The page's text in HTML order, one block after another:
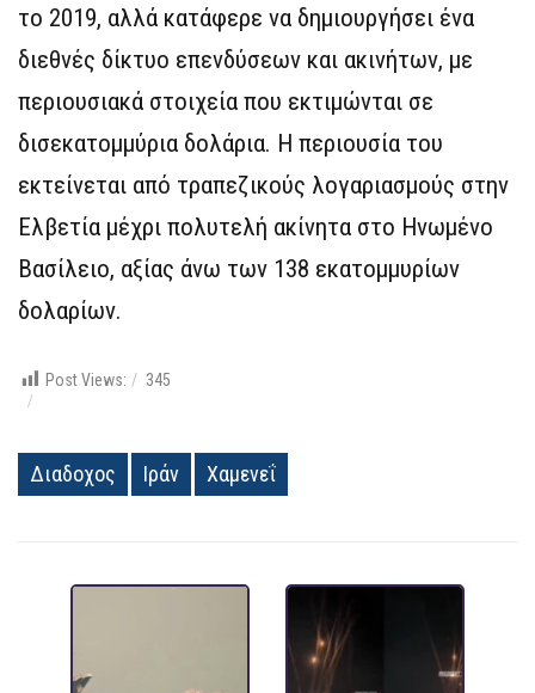
το 2019, αλλά κατάφερε να δημιουργήσει ένα
διεθνές δίκτυο επενδύσεων και ακινήτων, με
περιουσιακά στοιχεία που εκτιμώνται σε
δισεκατομμύρια δολάρια. Η περιουσία του
εκτείνεται από τραπεζικούς λογαριασμούς στην
Ελβετία μέχρι πολυτελή ακίνητα στο Ηνωμένο
Βασίλειο, αξίας άνω των 138 εκατομμυρίων
δολαρίων.
Post Views: 345
Διαδοχος Ιράν Χαμενεΐ